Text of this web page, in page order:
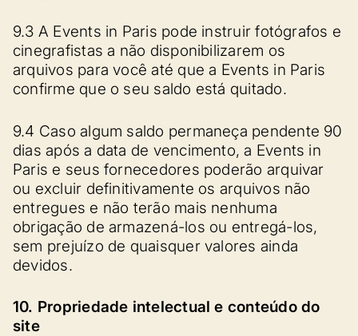
9.3 A Events in Paris pode instruir fotógrafos e
cinegrafistas a não disponibilizarem os
arquivos para você até que a Events in Paris
confirme que o seu saldo está quitado.
9.4 Caso algum saldo permaneça pendente 90
dias após a data de vencimento, a Events in
Paris e seus fornecedores poderão arquivar
ou excluir definitivamente os arquivos não
entregues e não terão mais nenhuma
obrigação de armazená-los ou entregá-los,
sem prejuízo de quaisquer valores ainda
devidos.
10. Propriedade intelectual e conteúdo do
site